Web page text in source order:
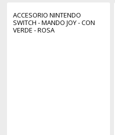
ACCESORIO NINTENDO
SWITCH - MANDO JOY - CON
VERDE - ROSA